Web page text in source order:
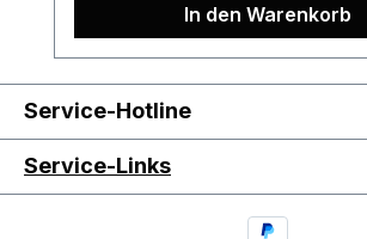
In den Warenkorb
Service-Hotline
Service-Links